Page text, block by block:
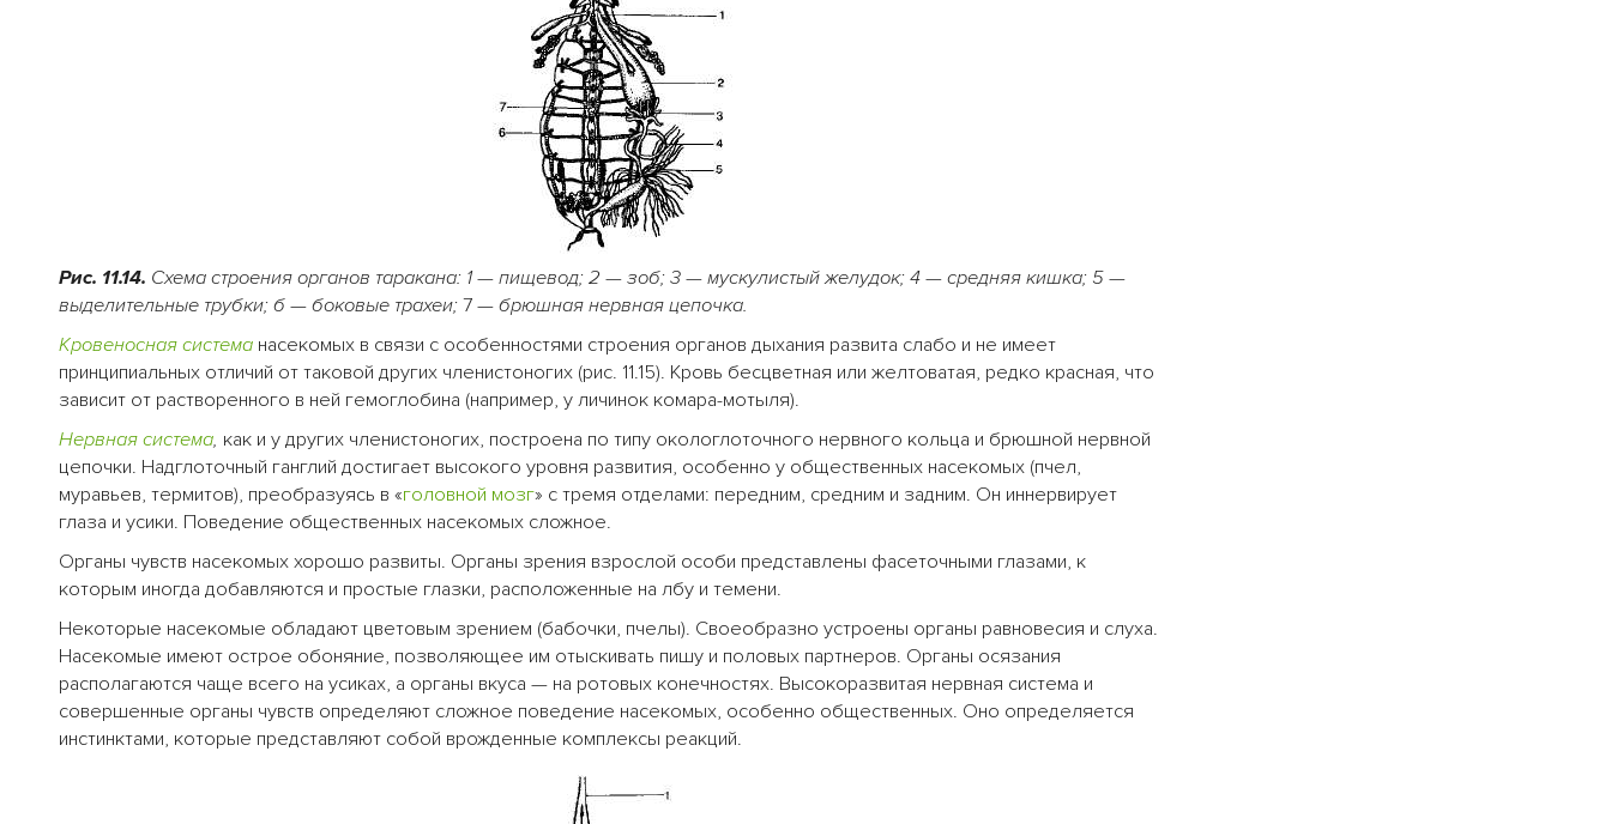
Рис. 11.14. Схема строения органов таракана: 1— пищевод; 2 — зоб; 3 — мускулистый желудок; 4 — средняя кишка; 5 —
выделительные трубки; б — боковые трахеи; 7 — брюшная нервная цепочка.
Кровеносная система насекомых в связи с особенностями строения органов дыхания развита слабо и не имеет
принципиальных отличий от таковой других членистоногих (рис. 11.15). Кровь бесцветная или желтоватая, редко красная, что
зависит от растворенного в ней гемоглобина (например, у личинок комара-мотыля).
Нервная система, как и у других членистоногих, построена по типу окологлоточного нервного кольца и брюшной нервной
цепочки. Надглоточный ганглий достигает высокого уровня развития, особенно у общественных насекомых (пчел,
муравьев, термитов), преобразуясь в «головной мозг» с тремя отделами: передним, средним и задним. Он иннервирует
глаза и усики. Поведение общественных насекомых сложное.
Органы чувств насекомых хорошо развиты. Органы зрения взрослой особи представлены фасеточными глазами, к
которым иногда добавляются и простые глазки, расположенные на лбу и темени.
Некоторые насекомые обладают цветовым зрением (бабочки, пчелы). Своеобразно устроены органы равновесия и слуха.
Насекомые имеют острое обоняние, позволяющее им отыскивать пишу и половых партнеров. Органы осязания
располагаются чаще всего на усиках, а органы вкуса — на ротовых конечностях. Высокоразвитая нервная система и
совершенные органы чувств определяют сложное поведение насекомых, особенно общественных. Оно определяется
инстинктами, которые представляют собой врожденные комплексы реакций.